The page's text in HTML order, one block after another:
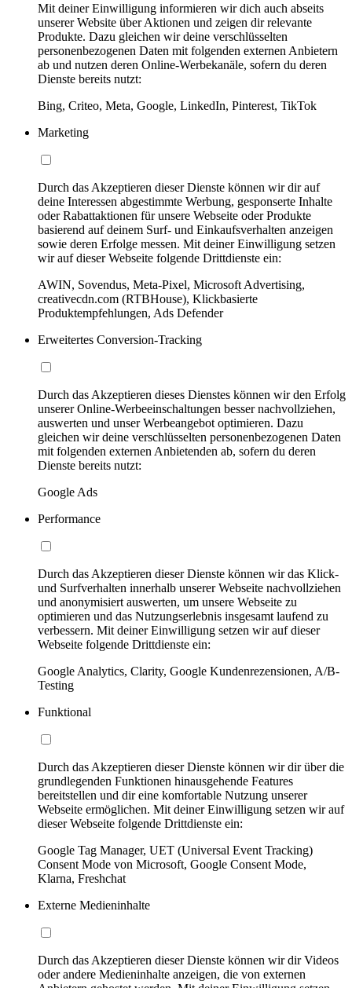
Mit deiner Einwilligung informieren wir dich auch abseits
unserer Website über Aktionen und zeigen dir relevante
Produkte. Dazu gleichen wir deine verschlüsselten
personenbezogenen Daten mit folgenden externen Anbietern
ab und nutzen deren Online-Werbekanäle, sofern du deren
Dienste bereits nutzt:
Bing, Criteo, Meta, Google, LinkedIn, Pinterest, TikTok
Marketing
Durch das Akzeptieren dieser Dienste können wir dir auf
deine Interessen abgestimmte Werbung, gesponserte Inhalte
oder Rabattaktionen für unsere Webseite oder Produkte
basierend auf deinem Surf- und Einkaufsverhalten anzeigen
sowie deren Erfolge messen. Mit deiner Einwilligung setzen
wir auf dieser Webseite folgende Drittdienste ein:
AWIN, Sovendus, Meta-Pixel, Microsoft Advertising,
creativecdn.com (RTBHouse), Klickbasierte
Produktempfehlungen, Ads Defender
Erweitertes Conversion-Tracking
Durch das Akzeptieren dieses Dienstes können wir den Erfolg
unserer Online-Werbeeinschaltungen besser nachvollziehen,
auswerten und unser Werbeangebot optimieren. Dazu
gleichen wir deine verschlüsselten personenbezogenen Daten
mit folgenden externen Anbietenden ab, sofern du deren
Dienste bereits nutzt:
Google Ads
Performance
Durch das Akzeptieren dieser Dienste können wir das Klick-
und Surfverhalten innerhalb unserer Webseite nachvollziehen
und anonymisiert auswerten, um unsere Webseite zu
optimieren und das Nutzungserlebnis insgesamt laufend zu
verbessern. Mit deiner Einwilligung setzen wir auf dieser
Webseite folgende Drittdienste ein:
Google Analytics, Clarity, Google Kundenrezensionen, A/B-
Testing
Funktional
Durch das Akzeptieren dieser Dienste können wir dir über die
grundlegenden Funktionen hinausgehende Features
bereitstellen und dir eine komfortable Nutzung unserer
Webseite ermöglichen. Mit deiner Einwilligung setzen wir auf
dieser Webseite folgende Drittdienste ein:
Google Tag Manager, UET (Universal Event Tracking)
Consent Mode von Microsoft, Google Consent Mode,
Klarna, Freshchat
Externe Medieninhalte
Durch das Akzeptieren dieser Dienste können wir dir Videos
oder andere Medieninhalte anzeigen, die von externen